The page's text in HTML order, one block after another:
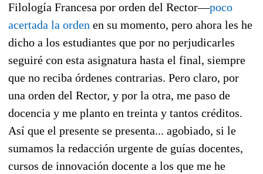
Filología Francesa por orden del Rector—poco
acertada la orden en su momento, pero ahora les he
dicho a los estudiantes que por no perjudicarles
seguiré con esta asignatura hasta el final, siempre
que no reciba órdenes contrarias. Pero claro, por
una orden del Rector, y por la otra, me paso de
docencia y me planto en treinta y tantos créditos.
Así que el presente se presenta... agobiado, si le
sumamos la redacción urgente de guías docentes,
cursos de innovación docente a los que me he